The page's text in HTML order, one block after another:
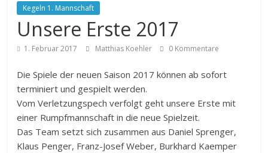
Kegeln 1. Mannschaft
Unsere Erste 2017
1. Februar 2017 Matthias Koehler 0 Kommentare
Die Spiele der neuen Saison 2017 können ab sofort
terminiert und gespielt werden.
Vom Verletzungspech verfolgt geht unsere Erste mit
einer Rumpfmannschaft in die neue Spielzeit.
Das Team setzt sich zusammen aus Daniel Sprenger,
Klaus Penger, Franz-Josef Weber, Burkhard Kaemper